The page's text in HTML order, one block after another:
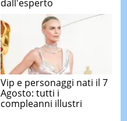
dall'esperto
Vip e personaggi nati il 7
Agosto: tutti i
compleanni illustri